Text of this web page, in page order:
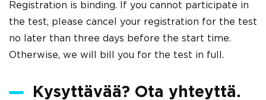
Registration is binding. If you cannot participate in
the test, please cancel your registration for the test
no later than three days before the start time.
Otherwise, we will bill you for the test in full.
Kysyttävää? Ota yhteyttä.